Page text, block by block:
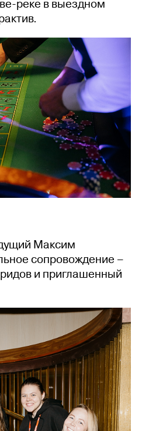
реке в выездном
Максим
сопровождение –
и приглашенный